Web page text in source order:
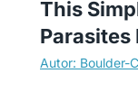
This
Parasites